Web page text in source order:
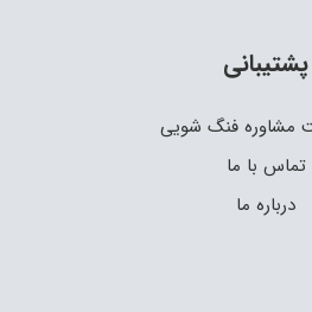
پشتیبانی
مشاوره فنگ شویی
تماس با ما
درباره ما